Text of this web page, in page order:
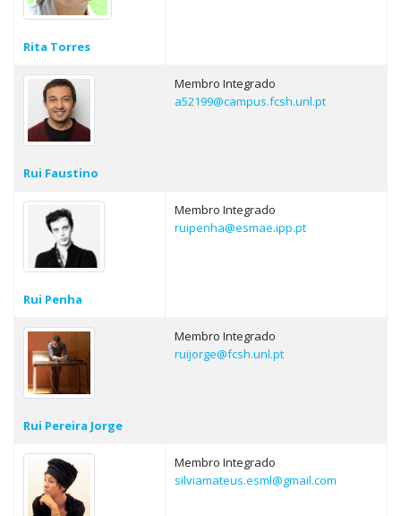
Rita Torres
Rui Faustino
Membro Integrado
a52199@campus.fcsh.unl.pt
Rui Penha
Membro Integrado
ruipenha@esmae.ipp.pt
Rui Pereira Jorge
Membro Integrado
ruijorge@fcsh.unl.pt
Membro Integrado
silviamateus.esml@gmail.com